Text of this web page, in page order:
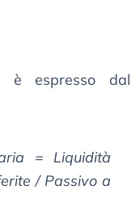
è espresso dal
= Liquidità
/ Passivo a